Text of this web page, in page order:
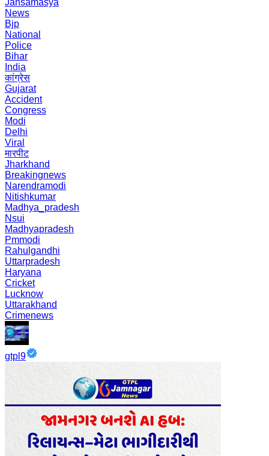
Jansamasya
News
Bjp
National
Police
Bihar
India
कांग्रेस
Gujarat
Accident
Congress
Modi
Delhi
Viral
मारपीट
Jharkhand
Breakingnews
Narendramodi
Nitishkumar
Madhya_pradesh
Nsui
Madhyapradesh
Pmmodi
Rahulgandhi
Uttarpradesh
Haryana
Cricket
Lucknow
Uttarakhand
Crimenews
gtpl9